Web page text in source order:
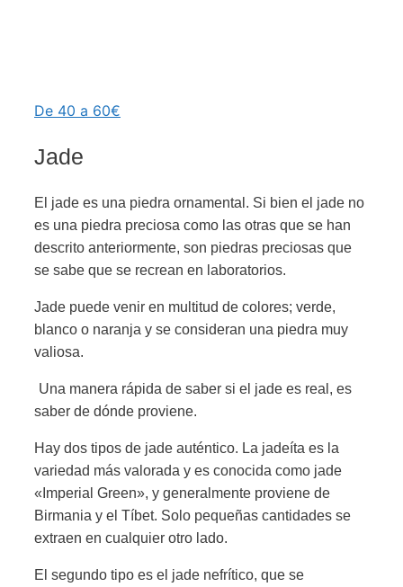
De 40 a 60€
Jade
El jade es una piedra ornamental. Si bien el jade no
es una piedra preciosa como las otras que se han
descrito anteriormente, son piedras preciosas que
se sabe que se recrean en laboratorios.
Jade puede venir en multitud de colores; verde,
blanco o naranja y se consideran una piedra muy
valiosa.
Una manera rápida de saber si el jade es real, es
saber de dónde proviene.
Hay dos tipos de jade auténtico. La jadeíta es la
variedad más valorada y es conocida como jade
«Imperial Green», y generalmente proviene de
Birmania y el Tíbet. Solo pequeñas cantidades se
extraen en cualquier otro lado.
El segundo tipo es el jade nefrítico, que se